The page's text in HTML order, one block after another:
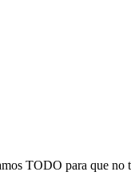
TODO para que